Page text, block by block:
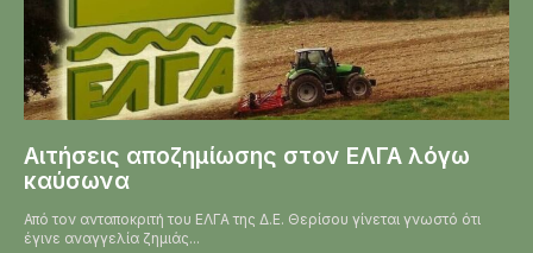
Αιτήσεις αποζημίωσης στον ΕΛΓΑ λόγω
καύσωνα
Από τον ανταποκριτή του ΕΛΓΑ της Δ.Ε. Θερίσου γίνεται γνωστό ότι
έγινε αναγγελία ζημιάς...